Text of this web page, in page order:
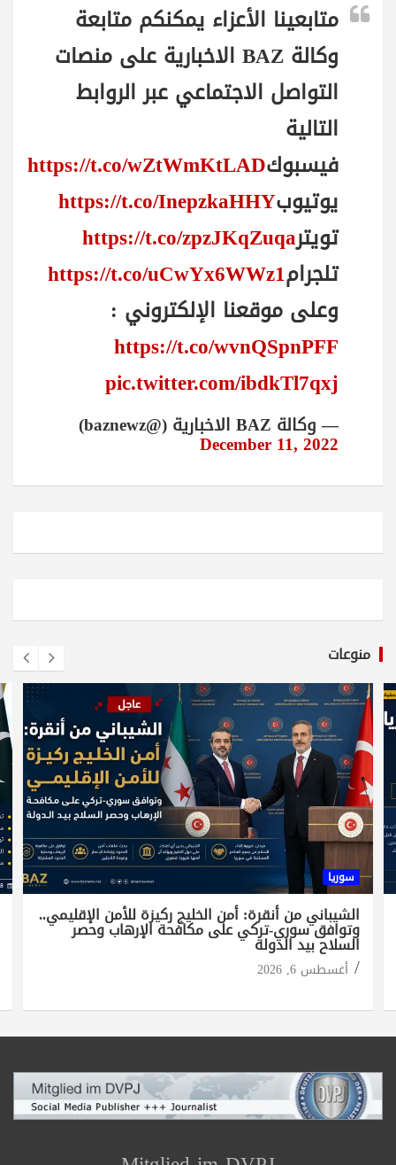
متابعينا الأعزاء يمكنكم متابعة
وكالة BAZ الاخبارية على منصات
التواصل الاجتماعي عبر الروابط
التالية
فيسبوكhttps://t.co/wZtWmKtLAD
يوتيوبhttps://t.co/InepzkaHHY
تويترhttps://t.co/zpzJKqZuqa
تلجرامhttps://t.co/uCwYx6WWz1
وعلى موقعنا الإلكتروني :
https://t.co/wvnQSpnPFF
pic.twitter.com/ibdkTl7qxj
— وكالة BAZ الاخبارية (@baznewz)
December 11, 2022
منوعات
سوريا
الشيباني من أنقرة: أمن الخليج ركيزة للأمن الإقليمي..
وتوافق سوري-تركي على مكافحة الإرهاب وحصر
السلاح بيد الدولة
أغسطس 6, 2026